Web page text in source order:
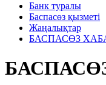
Банк туралы
Баспасөз қызметі
Жаңалықтар
БАСПАСӨЗ